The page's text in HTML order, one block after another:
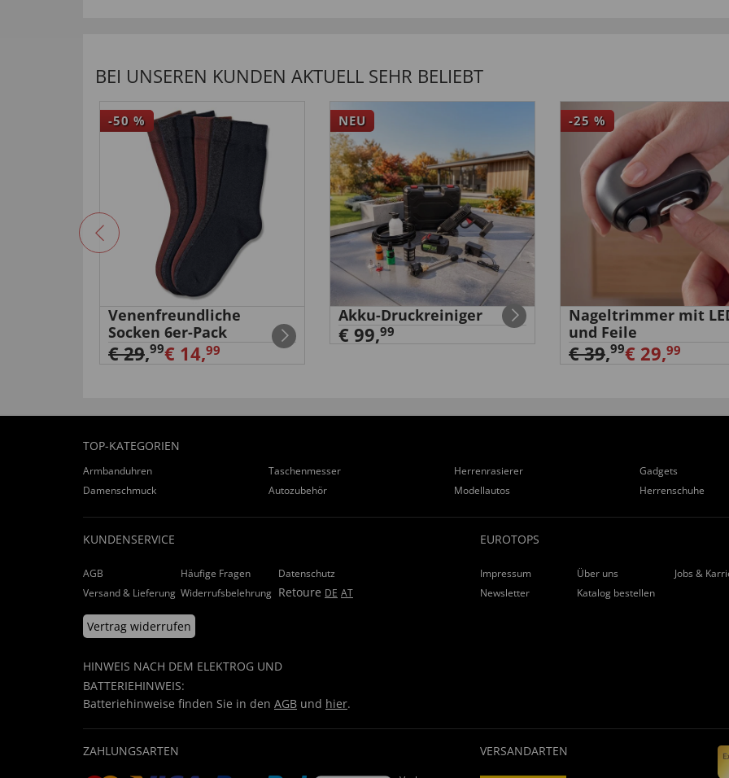
BEI UNSEREN KUNDEN AKTUELL SEHR BELIEBT
-50 %
Venenfreundliche
Socken 6er-Pack
€ 29,99€ 14,99
NEU
Akku-Druckreiniger
€ 99,99
-25 %
Nageltrimmer mit
und Feile
€ 39,99€ 29,99
TOP-KATEGORIEN
Armbanduhren Taschenmesser Herrenrasierer Gadgets
Damenschmuck
Autozubehör Modellautos Herrenschuhe
KUNDENSERVICE
AGB Häufige Fragen
Datenschutz
Versand & Lieferung Widerrufsbelehrung Retoure DE AT
Vertrag widerrufen
HINWEIS NACH DEM ELEKTROG UND
BATTERIEHINWEIS:
Batteriehinweise finden Sie in den AGB und hier.
EUROTOPS
Impressum Über uns
Jobs &
Newsletter
Katalog bestellen
ZAHLUNGSARTEN VERSANDARTEN